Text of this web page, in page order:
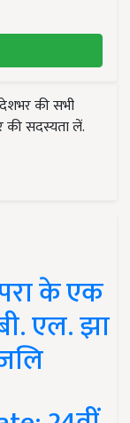
की सभी
सदस्यता लें.
के एक
एल. झा